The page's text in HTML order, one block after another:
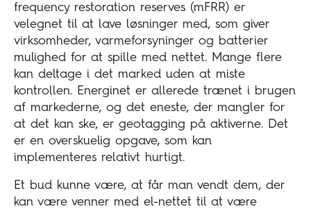
frequency restoration reserves (mFRR) er
velegnet til at lave løsninger med, som giver
virksomheder, varmeforsyninger og batterier
mulighed for at spille med nettet. Mange flere
kan deltage i det marked uden at miste
kontrollen. Energinet er allerede trænet i brugen
af markederne, og det eneste, der mangler for
at det kan ske, er geotagging på aktiverne. Det
er en overskuelig opgave, som kan
implementeres relativt hurtigt.
Et bud kunne være, at får man vendt dem, der
kan være venner med el-nettet til at være